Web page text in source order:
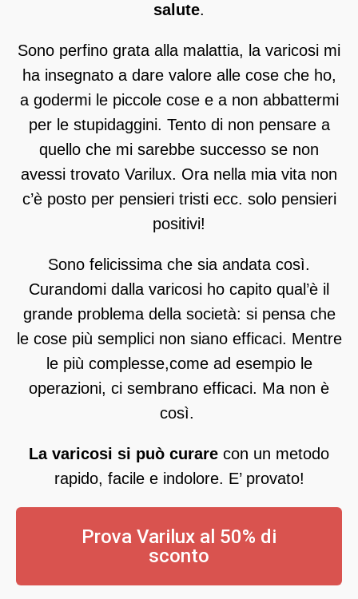
salute.
Sono perfino grata alla malattia, la varicosi mi
ha insegnato a dare valore alle cose che ho,
a godermi le piccole cose e a non abbattermi
per le stupidaggini. Tento di non pensare a
quello che mi sarebbe successo se non
avessi trovato Varilux. Ora nella mia vita non
c’è posto per pensieri tristi ecc. solo pensieri
positivi!
Sono felicissima che sia andata così.
Curandomi dalla varicosi ho capito qual’è il
grande problema della società: si pensa che
le cose più semplici non siano efficaci. Mentre
le più complesse,come ad esempio le
operazioni, ci sembrano efficaci. Ma non è
così.
La varicosi si può curare con un metodo
rapido, facile e indolore. E’ provato!
Prova Varilux al 50% di
sconto